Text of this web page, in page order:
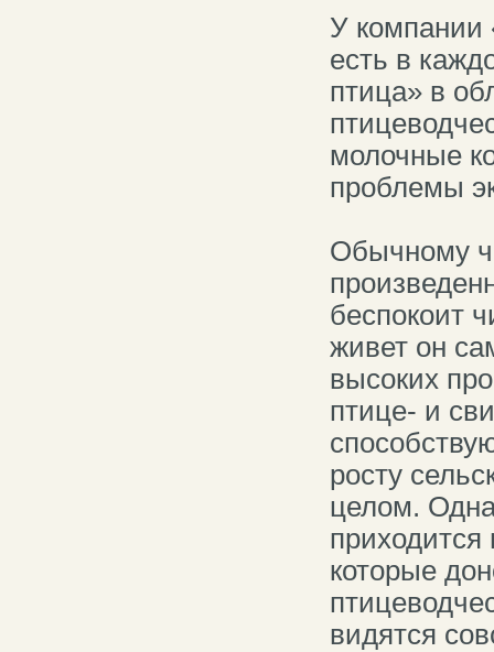
У компании
есть в
птица» в
молочные
проблемы
Обычному
беспокоит
живет он
высоких
птице- и
росту
целом.
приходится
которые
видятся